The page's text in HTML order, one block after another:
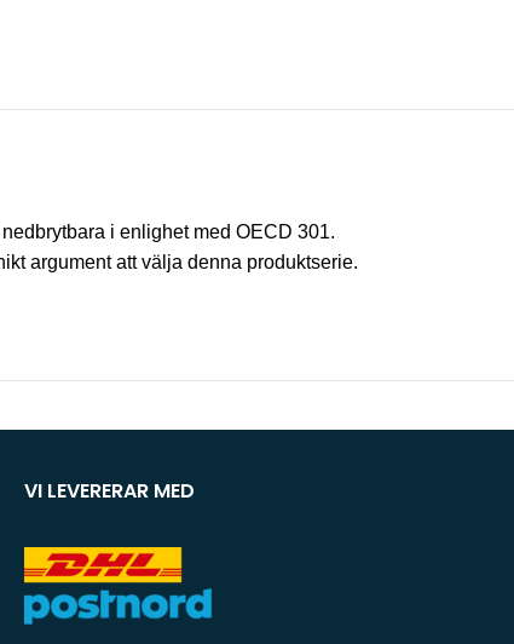
i enlighet med OECD 301.
argument att välja denna produktserie.
VI LEVERERAR MED